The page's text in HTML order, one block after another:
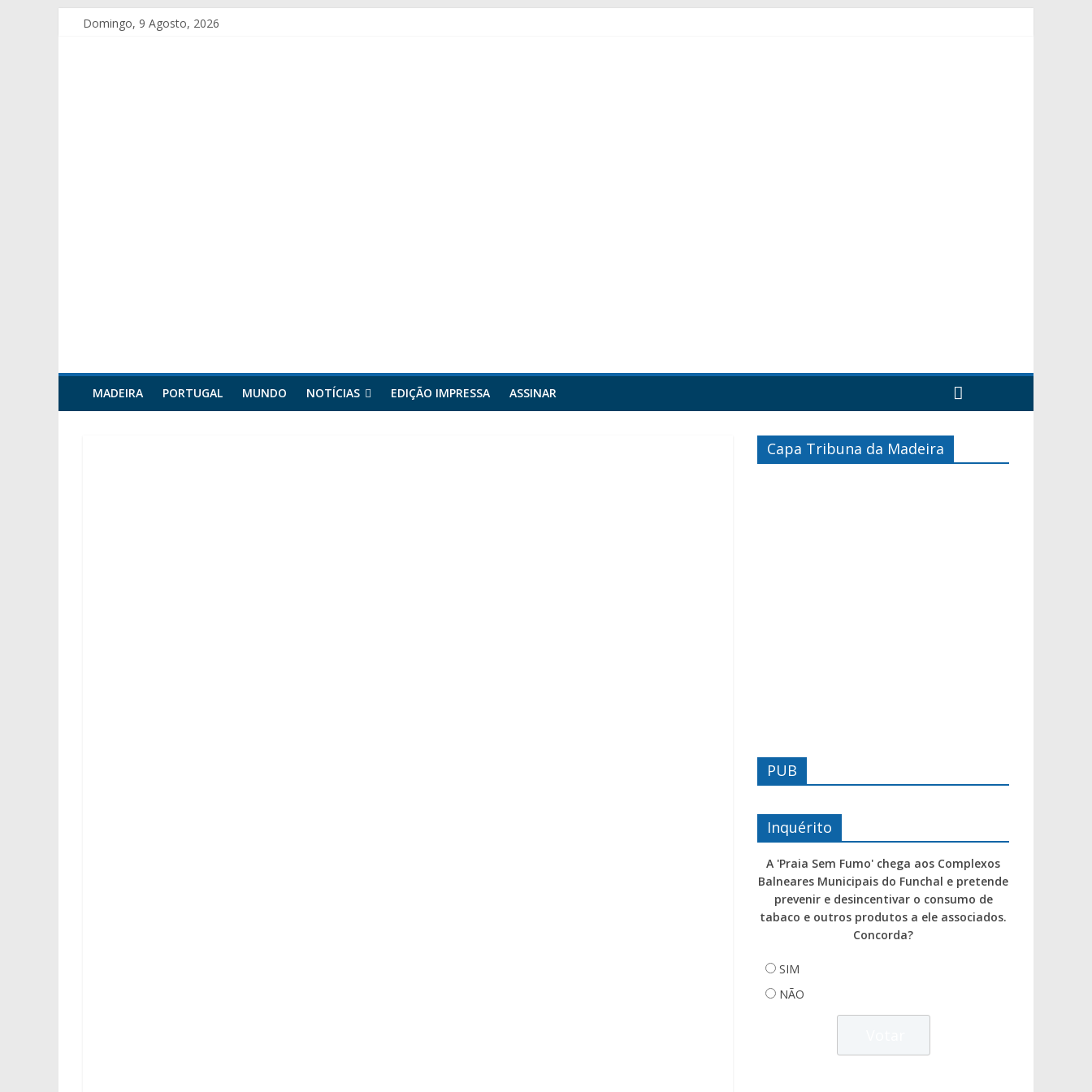
Domingo, 9 Agosto, 2026
MADEIRA PORTUGAL MUNDO NOTÍCIAS EDIÇÃO IMPRESSA ASSINAR
Capa Tribuna da Madeira
PUB
Inquérito
A 'Praia Sem Fumo' chega aos Complexos
Balneares Municipais do Funchal e pretende
prevenir e desincentivar o consumo de
tabaco e outros produtos a ele associados.
Concorda?
SIM
NÃO